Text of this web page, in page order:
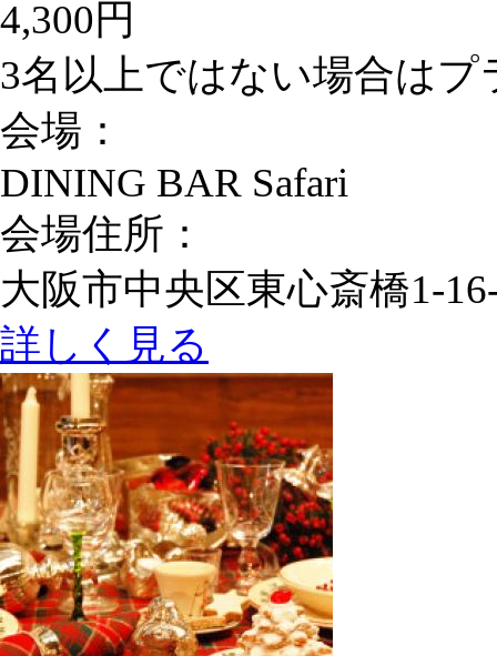
4,300円
3名以上ではない場合はプ
会場：
DINING BAR Safari
会場住所：
大阪市中央区東心斎橋1-
詳しく見る